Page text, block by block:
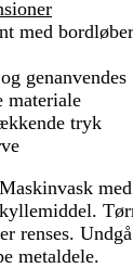
med
genanvendes
materiale
tryk
Maskinvask
renses.
metaldele.